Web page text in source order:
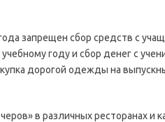
запрещен сбор средств с
году и сбор денег с
дорогой одежды на
в различных ресторанах и